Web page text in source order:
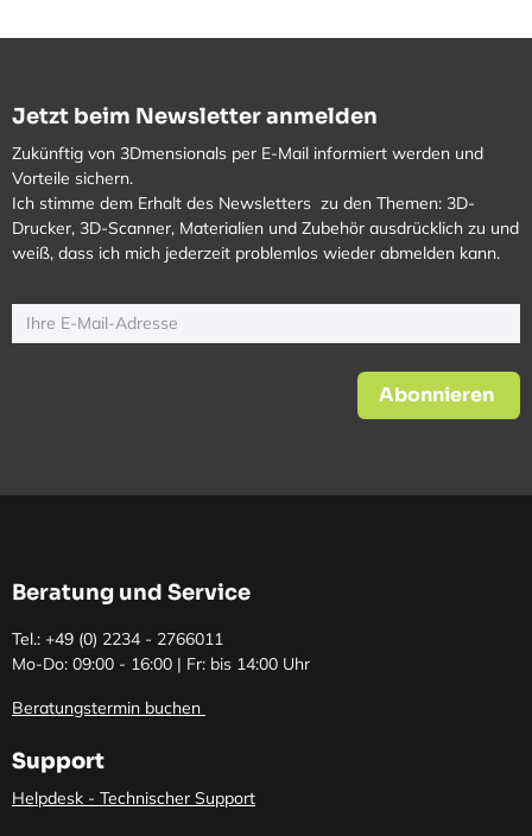
Jetzt beim Newsletter anmelden
Zukünftig von 3Dmensionals per E-Mail informiert werden und
Vorteile sichern.
Ich stimme dem Erhalt des Newsletters zu den Themen: 3D-
Drucker, 3D-Scanner, Materialien und Zubehör ausdrücklich zu und
weiß, dass ich mich jederzeit problemlos wieder abmelden kann.
Abonnieren
Beratung und Service
Tel.: +49 (0) 2234 - 2766011
Mo-Do: 09:00 - 16:00 | Fr: bis 14:00 Uhr
Beratungstermin buchen
Support
Helpdesk - Technischer Support